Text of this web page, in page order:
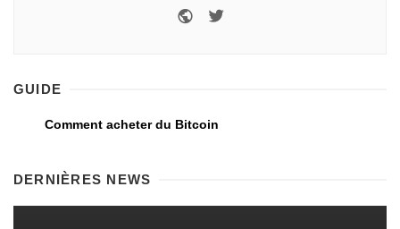
GUIDE
Comment acheter du Bitcoin
DERNIÈRES NEWS